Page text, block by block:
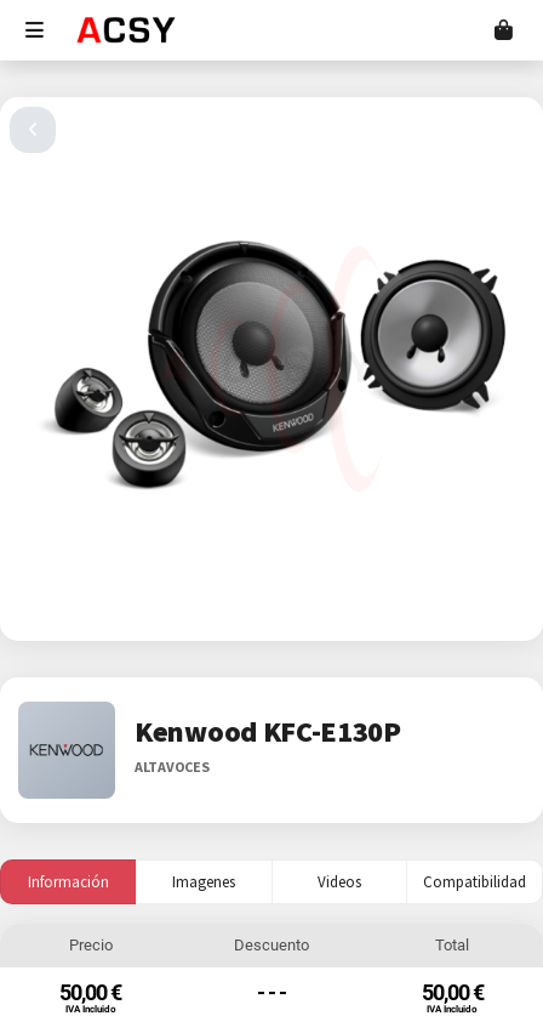
Kenwood KFC-E130P
ALTAVOCES
Información Imagenes Videos Compatibilidad
Precio
50,00 €
IVA Incluido
Descuento
- - -
Total
50,00 €
IVA Incluido